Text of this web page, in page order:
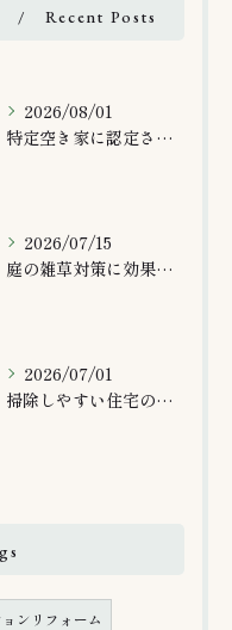
Recent Posts
2026/08/01
特定空き家に認定されたらどうなる？
2026/07/15
庭の雑草対策に効果的な方法とは？
2026/07/01
掃除しやすい住宅の特徴とは
ンリフォーム